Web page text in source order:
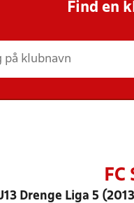
Find en
FC
Drenge Liga 5